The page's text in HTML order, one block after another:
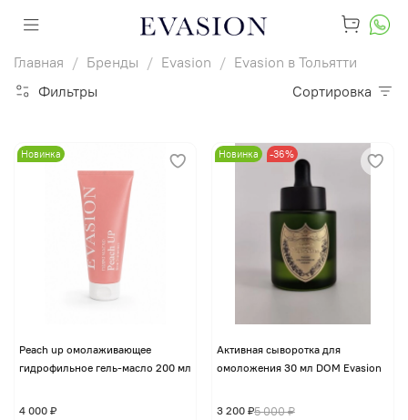
Главная Бренды Evasion
Evasion в Тольятти
Фильтры
Сортировка
Новинка
Peach up омолаживающее
гидрофильное гель-масло 200 мл
4 000 ₽
Новинка -36%
Активная сыворотка для
омоложения 30 мл DOM Evasion
5 000 ₽
3 200 ₽